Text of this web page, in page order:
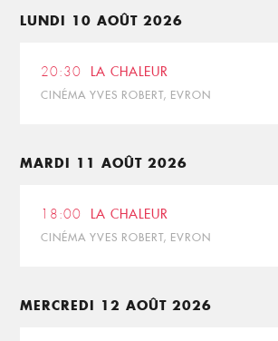
LUNDI 10 AOÛT 2026
20:30 LA CHALEUR
CINÉMA YVES ROBERT, EVRON
MARDI 11 AOÛT 2026
18:00 LA CHALEUR
CINÉMA YVES ROBERT, EVRON
MERCREDI 12 AOÛT 2026